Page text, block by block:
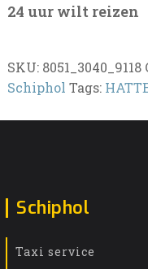
24 uur wilt reizen
SKU: 8051_3040_9118
Schiphol Tags:
Schiphol
Taxi service